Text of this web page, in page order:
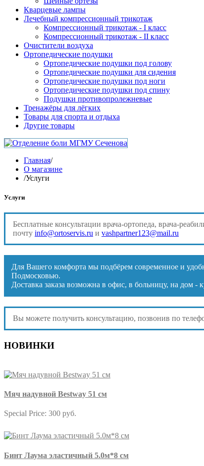
Кварцевые лампы
Лечебный компрессионный трикотаж
Компрессионный трикотаж - I класс
Компрессионный трикотаж - II класс
Очистители воздуха
Ортопедические подушки
Ортопедические подушки под голову
Ортопедические подушки для сидения
Ортопедические подушки под ноги
Ортопедические подушки под спину
Подушки противопролежневые
Тренажёры для лёгких
Товары для спорта и отдыха
Другие товары
Главная/
О магазине
/Услуги
Услуги
Бесплатные консультации врача-ортопеда, врача-
почту info@ortoservis.ru и vashpartner123@mail.ru
Для Вашего комфорта мы подбёрем современное и
Подмосковью.
Доставка заказа возможна в офис, в больницу, на дом
Вы можете получить консультацию, позвонив по
НОВИНКИ
Мяч надувной Bestway 51 см
Special Price: 300 руб.
Бинт Лаума эластичный 5.0м*8 см